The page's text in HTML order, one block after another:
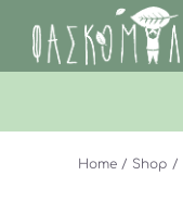
περιεχόμενο
Home Shop